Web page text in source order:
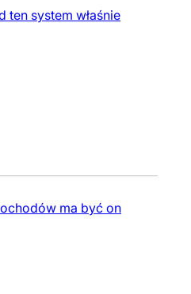
ten system właśnie
ma być on